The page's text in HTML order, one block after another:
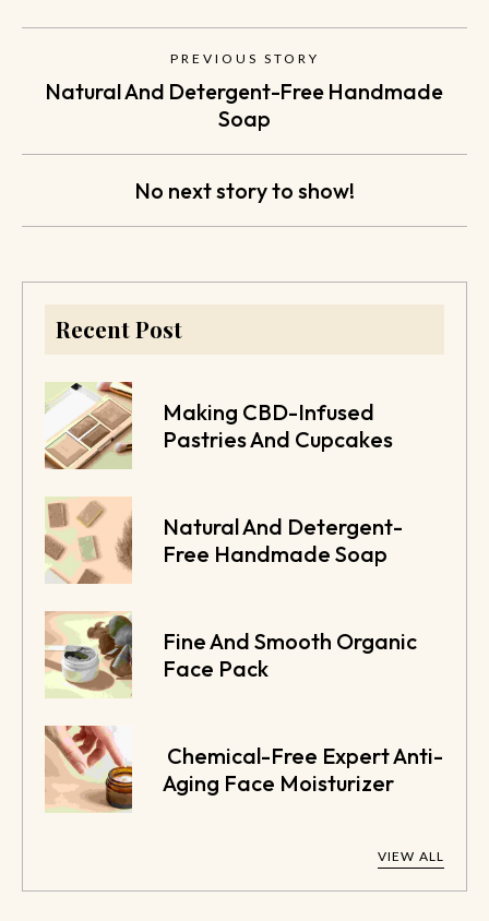
PREVIOUS STORY
Natural And Detergent-Free Handmade
Soap
No next story to show!
Recent Post
Making CBD-Infused
Pastries And Cupcakes
Natural And Detergent-
Free Handmade Soap
Fine And Smooth Organic
Face Pack
Chemical-Free Expert Anti-
Aging Face Moisturizer
VIEW ALL